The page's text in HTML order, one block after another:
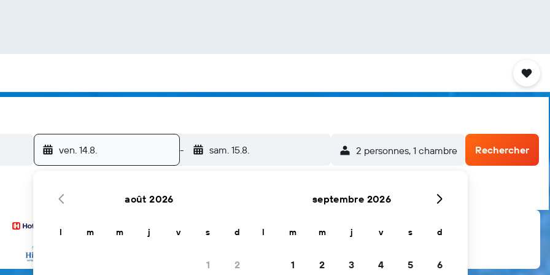
ven. 14.8. - sam. 15.8. 2 personnes, 1 chambre Rechercher
août 2026
l m m j v s d
1 2
septembre 2026
l m m j v s d
1 2 3 4 5 6